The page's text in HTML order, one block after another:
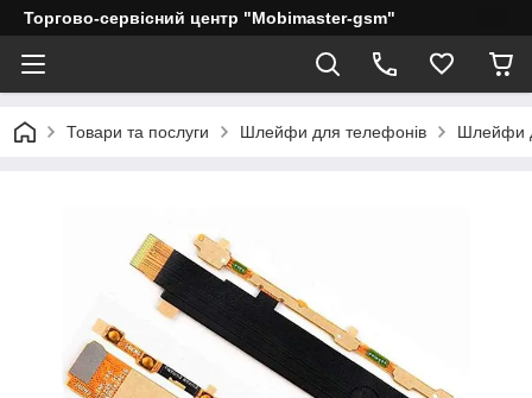
Торгово-сервісний центр "Mobimaster-gsm"
Товари та послуги Шлейфи для телефонів Шлейфи